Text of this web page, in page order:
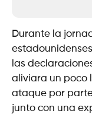
Durante la
las
aliviara un poco
ataque por
junto con una